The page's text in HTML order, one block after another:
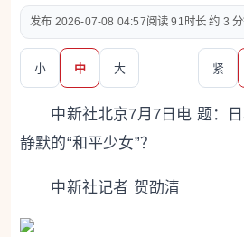
2026-07-08 04:57 91 约 3
小 中 大 紧
中新社北京7月7日电 题：日
静默的“和平少女”？
中新社记者 贺劭清